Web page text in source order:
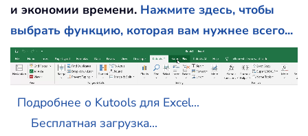
и экономии времени. Нажмите здесь, чтобы
выбрать функцию, которая вам нужнее всего...
Подробнее о Kutools для Excel...
Бесплатная загрузка...